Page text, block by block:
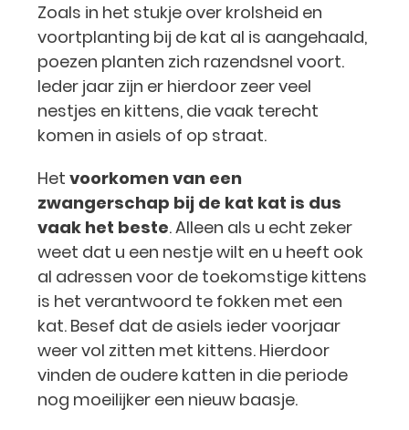
Zoals in het stukje over krolsheid en
voortplanting bij de kat al is aangehaald,
poezen planten zich razendsnel voort.
Ieder jaar zijn er hierdoor zeer veel
nestjes en kittens, die vaak terecht
komen in asiels of op straat.
Het voorkomen van een
zwangerschap bij de kat kat is dus
vaak het beste. Alleen als u echt zeker
weet dat u een nestje wilt en u heeft ook
al adressen voor de toekomstige kittens
is het verantwoord te fokken met een
kat. Besef dat de asiels ieder voorjaar
weer vol zitten met kittens. Hierdoor
vinden de oudere katten in die periode
nog moeilijker een nieuw baasje.